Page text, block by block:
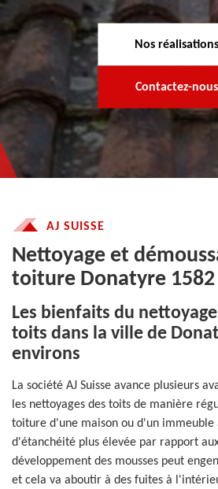
Nos réalisations
Contactez-nous
AJ SUISSE
Nettoyage et
toiture Donatyre
Les bienfaits du
toits dans la ville de
environs
La société AJ Suisse avance plusieurs
les nettoyages des toits de manière
toiture d'une maison ou d'un immeuble
d'étanchéité plus élevée par rapport
développement des mousses peut
et cela va aboutir à des fuites à